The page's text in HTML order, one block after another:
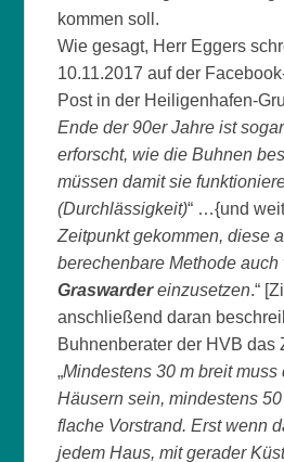
kommen soll.
Wie gesagt, Herr Eggers
10.11.2017 auf der
Post in der Heiligenhafen-
Ende der 90er Jahre ist
erforscht, wie die Buhnen
müssen damit sie
(Durchlässigkeit)“ …{und
Zeitpunkt gekommen, diese
berechenbare Methode auch
Graswardereinzusetzen.“
anschließend daran
Buhnenberater der HVB das
„Mindestens 30 m breit muss
Häusern sein, mindestens
flache Vorstrand. Erst wenn
jedem Haus, mit gerader